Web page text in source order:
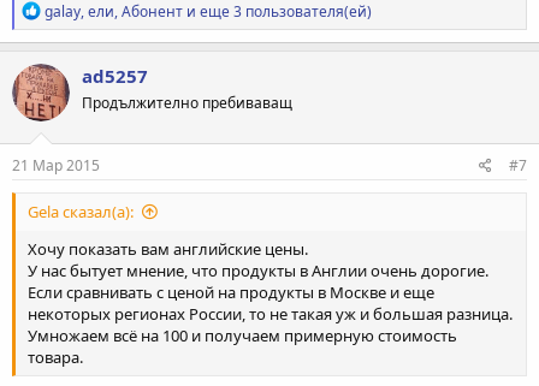
Р
е
а
к
ц
и
и
:
galay,ели,Абонент и еще 3 пользователя(ей)
ad5257
Продължително пребиваващ
21 Мар 2015 #7
Gela сказал(а):
Хочу показать вам английские цены.
У нас бытует мнение, что продукты в Англии очень дорогие.
Если сравнивать с ценой на продукты в Москве и еще
некоторых регионах России, то не такая уж и большая разница.
Умножаем всё на 100 и получаем примерную стоимость
товара.